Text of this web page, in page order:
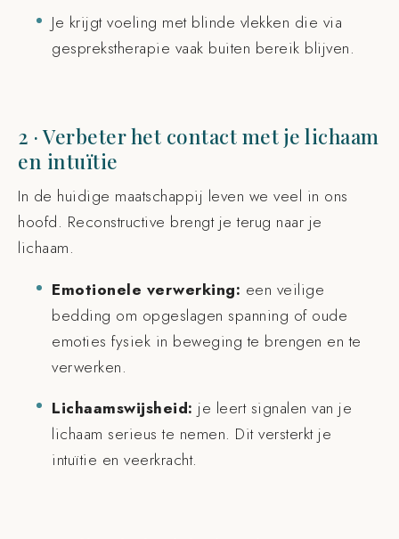
Je krijgt voeling met blinde vlekken die via
gesprekstherapie vaak buiten bereik blijven.
2 · Verbeter het contact met je lichaam
en intuïtie
In de huidige maatschappij leven we veel in ons
hoofd. Reconstructive brengt je terug naar je
lichaam.
Emotionele verwerking: een veilige
bedding om opgeslagen spanning of oude
emoties fysiek in beweging te brengen en te
verwerken.
Lichaamswijsheid: je leert signalen van je
lichaam serieus te nemen. Dit versterkt je
intuïtie en veerkracht.